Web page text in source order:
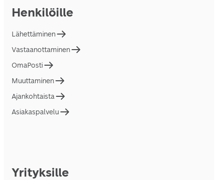
Henkilöille
Lähettäminen
Vastaanottaminen
OmaPosti
Muuttaminen
Ajankohtaista
Asiakaspalvelu
Yrityksille